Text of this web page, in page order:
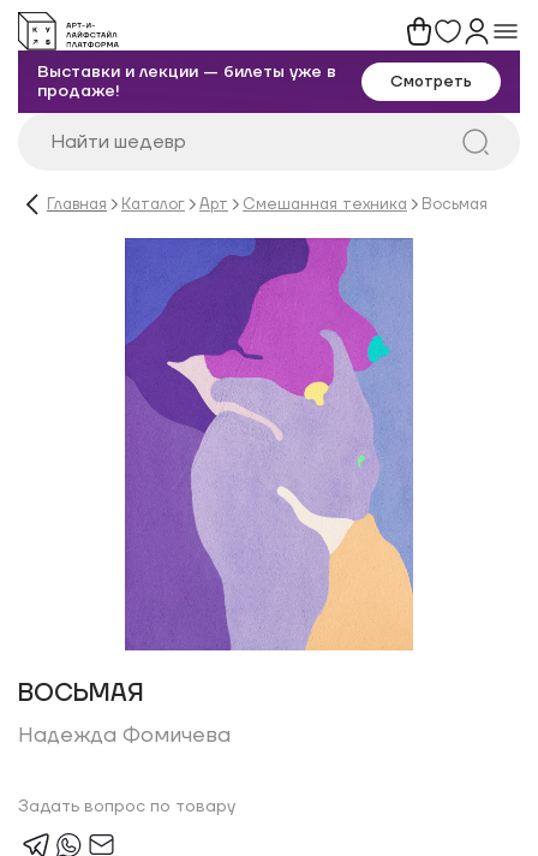
Выставки и лекции — билеты уже в
продаже!
Смотреть
Главная Каталог Арт Смешанная техника Восьмая
ВОСЬМАЯ
Надежда Фомичева
Задать вопрос по товару